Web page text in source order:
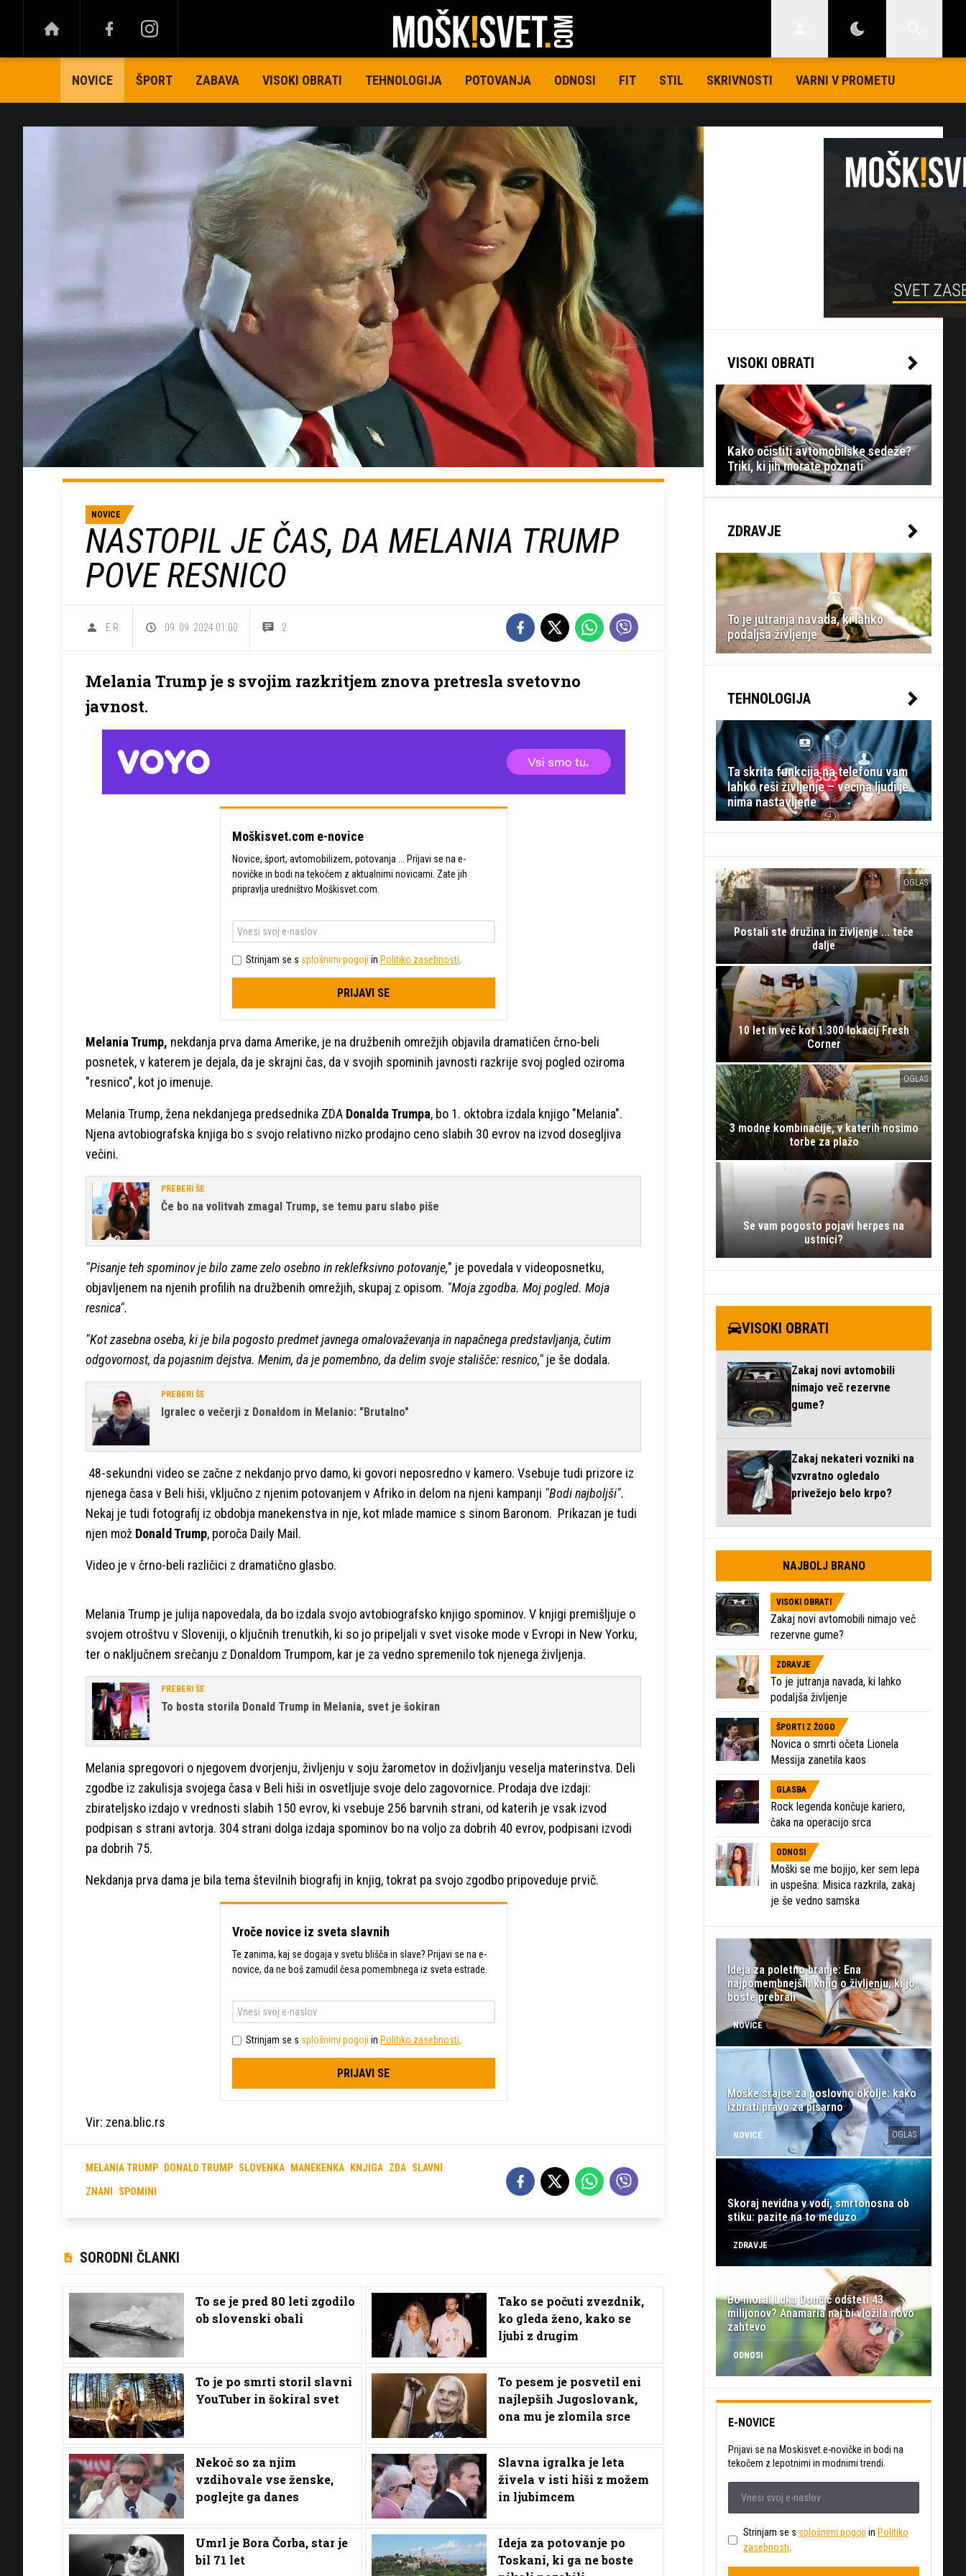
NOVICE ŠPORT ZABAVA VISOKI OBRATI TEHNOLOGIJA POTOVANJA ODNOSI FIT STIL SKRIVNOSTI VARNI V PROMETU
NOVICE
NASTOPIL JE ČAS, DA MELANIA TRUMP
POVE RESNICO
E.R. 09. 09. 2024 01.00 2
Melania Trump je s svojim razkritjem znova pretresla svetovno
javnost.
Moškisvet.com e-novice
Novice, šport, avtomobilizem, potovanja ... Prijavi se na e-
novičke in bodi na tekočem z aktualnimi novicami. Zate jih
pripravlja uredništvo Moškisvet.com.
Strinjam se s splošnimi pogoji in Politiko zasebnosti
PRIJAVI SE
Melania Trump, nekdanja prva dama Amerike, je na družbenih omrežjih objavila dramatičen črno-beli
posnetek, v katerem je dejala, da je skrajni čas, da v svojih spominih javnosti razkrije svoj pogled oziroma
"resnico", kot jo imenuje.
Melania Trump, žena nekdanjega predsednika ZDA Donalda Trumpa, bo 1. oktobra izdala knjigo "Melania".
Njena avtobiografska knjiga bo s svojo relativno nizko prodajno ceno slabih 30 evrov na izvod dosegljiva
večini.
PREBERI ŠE
Če bo na volitvah zmagal Trump, se temu paru slabo piše
"Pisanje teh spominov je bilo zame zelo osebno in reklefksivno potovanje," je povedala v videoposnetku,
objavljenem na njenih profilih na družbenih omrežjih, skupaj z opisom. "Moja zgodba. Moj pogled. Moja
resnica".
"Kot zasebna oseba, ki je bila pogosto predmet javnega omalovaževanja in napačnega predstavljanja, čutim
odgovornost, da pojasnim dejstva. Menim, da je pomembno, da delim svoje stališče: resnico," je še dodala.
PREBERI ŠE
Igralec o večerji z Donaldom in Melanio: "Brutalno"
48-sekundni video se začne z nekdanjo prvo damo, ki govori neposredno v kamero. Vsebuje tudi prizore iz
njenega časa v Beli hiši, vključno z njenim potovanjem v Afriko in delom na njeni kampanji "Bodi najboljši".
Nekaj je tudi fotografij iz obdobja manekenstva in nje, kot mlade mamice s sinom Baronom. Prikazan je tudi
njen mož Donald Trump, poroča Daily Mail.
Video je v črno-beli različici z dramatično glasbo.
Melania Trump je julija napovedala, da bo izdala svojo avtobiografsko knjigo spominov. V knjigi premišljuje o
svojem otroštvu v Sloveniji, o ključnih trenutkih, ki so jo pripeljali v svet visoke mode v Evropi in New Yorku,
ter o naključnem srečanju z Donaldom Trumpom, kar je za vedno spremenilo tok njenega življenja.
PREBERI ŠE
To bosta storila Donald Trump in Melania, svet je šokiran
Melania spregovori o njegovem dvorjenju, življenju v soju žarometov in doživljanju veselja materinstva. Deli
zgodbe iz zakulisja svojega časa v Beli hiši in osvetljuje svoje delo zagovornice. Prodaja dve izdaji:
zbirateljsko izdajo v vrednosti slabih 150 evrov, ki vsebuje 256 barvnih strani, od katerih je vsak izvod
podpisan s strani avtorja. 304 strani dolga izdaja spominov bo na voljo za dobrih 40 evrov, podpisani izvodi
pa dobrih 75.
Nekdanja prva dama je bila tema številnih biografij in knjig, tokrat pa svojo zgodbo pripoveduje prvič.
Vroče novice iz sveta slavnih
Te zanima, kaj se dogaja v svetu blišča in slave? Prijavi se na e-
novice, da ne boš zamudil česa pomembnega iz sveta estrade.
Strinjam se s splošnimi pogoji in Politiko zasebnosti
PRIJAVI SE
Vir: zena.blic.rs
MELANIA TRUMP DONALD TRUMP SLOVENKA MANEKENKA KNJIGA ZDA SLAVNI
ZNANI SPOMINI
SORODNI ČLANKI
To se je pred 80 leti zgodilo
ob slovenski obali
Tako se počuti zvezdnik,
ko gleda ženo, kako se
ljubi z drugim
To je po smrti storil slavni
YouTuber in šokiral svet
To pesem je posvetil eni
najlepših Jugoslovank,
ona mu je zlomila srce
Nekoč so za njim
vzdihovale vse ženske,
poglejte ga danes
Slavna igralka je leta
živela v isti hiši z možem
in ljubimcem
Umrl je Bora Čorba, star je
bil 71 let
Ideja za potovanje po
Toskani, ki ga ne boste
VISOKI OBRATI
Kako očistiti avtomobilske sedeže?
Triki, ki jih morate poznati
ZDRAVJE
To je jutranja navada, ki lahko
podaljša življenje
TEHNOLOGIJA
Ta skrita funkcija na telefonu vam
lahko reši življenje – večina ljudi je
nima nastavljene
OGLAS
Postali ste družina in življenje ... teče
dalje
10 let in več kot 1.300 lokacij Fresh
Corner
OGLAS
3 modne kombinacije, v katerih nosimo
torbe za plažo
Se vam pogosto pojavi herpes na
ustnici?
VISOKI OBRATI
Zakaj novi avtomobili
nimajo več rezervne
gume?
Zakaj nekateri vozniki na
vzvratno ogledalo
privežejo belo krpo?
NAJBOLJ BRANO
VISOKI OBRATI
Zakaj novi avtomobili nimajo več
rezervne gume?
ZDRAVJE
To je jutranja navada, ki lahko
podaljša življenje
ŠPORTI Z ŽOGO
Novica o smrti očeta Lionela
Messija zanetila kaos
GLASBA
Rock legenda končuje kariero,
čaka na operacijo srca
ODNOSI
Moški se me bojijo, ker sem lepa
in uspešna: Misica razkrila, zakaj
je še vedno samska
Ideja za poletno branje: Ena
najpomembnejših knjig o življenju, ki jo
boste prebrali
NOVICE
Moške srajce za poslovno okolje: kako
izbrati pravo za pisarno
NOVICE OGLAS
Skoraj nevidna v vodi, smrtonosna ob
stiku: pazite na to meduzo
ZDRAVJE
Bo moral Luka Dončić odšteti 43
milijonov? Anamaria naj bi vložila novo
zahtevo
ODNOSI
E-NOVICE
Prijavi se na Moskisvet e-novičke in bodi na
tekočem z lepotnimi in modnimi trendi.
Strinjam se s splošnimi pogoji in Politiko
zasebnosti